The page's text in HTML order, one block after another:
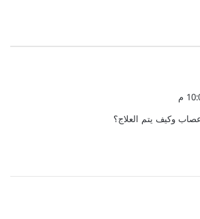
وكيف يتم العلاج؟